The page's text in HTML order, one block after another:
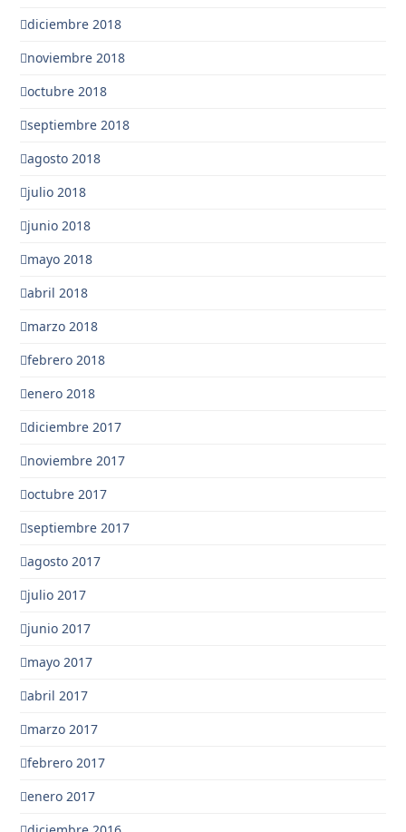
diciembre 2018
noviembre 2018
octubre 2018
septiembre 2018
agosto 2018
julio 2018
junio 2018
mayo 2018
abril 2018
marzo 2018
febrero 2018
enero 2018
diciembre 2017
noviembre 2017
octubre 2017
septiembre 2017
agosto 2017
julio 2017
junio 2017
mayo 2017
abril 2017
marzo 2017
febrero 2017
enero 2017